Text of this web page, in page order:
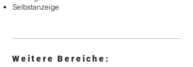
Selbstanzeige
Weitere Bereiche: